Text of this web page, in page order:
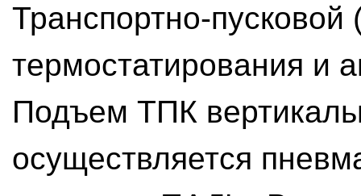
Транспортно-
термостатирования и
Подъем ТПК
осуществляется